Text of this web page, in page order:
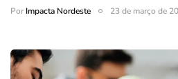
PorImpacta Nordeste 23 de março de